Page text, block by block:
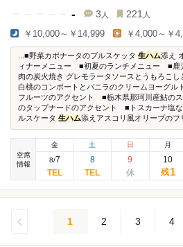
- 3 人 221 人
￥10,000～￥14,999 ￥4,000～￥
...■野菜カポナータのブルスケッタ 生ハム添え
ィナーメニュー ■初夏のランチメニュー ■鹿
肉の炭火焼き グレモラータソースとうもろこ
白桃のコンポートとバニラのクリームヨーグル
フルーツのアクセント ■栃木県那珂川産鮎の
のタップナードのアクセント ■トスカーナ塩
ルスケータ 生ハム添えアスコリ風オリーブのフ
空席
情報
金
8/7
土
8
日
9
月
10
残1
1 2 3 4